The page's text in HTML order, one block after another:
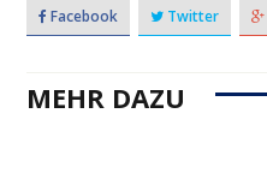
Facebook Twitter
MEHR DAZU